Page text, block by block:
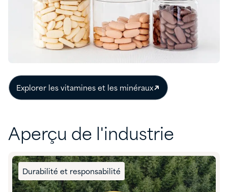
Explorer les vitamines et les minéraux
Aperçu de l'industrie
Durabilité et responsabilité